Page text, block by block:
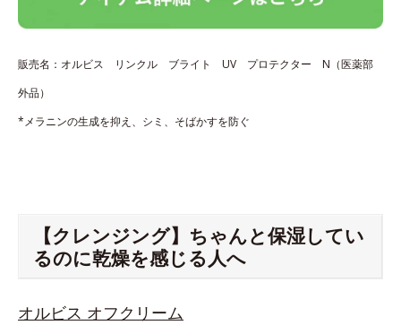
販売名：オルビス リンクル ブライト UV プロテクター N（医薬部
外品）
*メラニンの生成を抑え、シミ、そばかすを防ぐ
【クレンジング】ちゃんと保湿してい
るのに乾燥を感じる人へ
オルビス オフクリーム